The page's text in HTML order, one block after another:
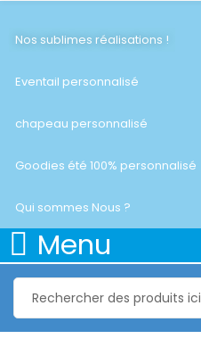
Nos sublimes réalisations !
Eventail personnalisé
chapeau personnalisé
Goodies été 100% personnalisé
Qui sommes Nous ?
Menu